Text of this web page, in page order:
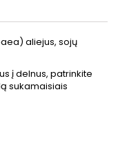
aliejus, sojų
į delnus, patrinkite
sukamaisiais